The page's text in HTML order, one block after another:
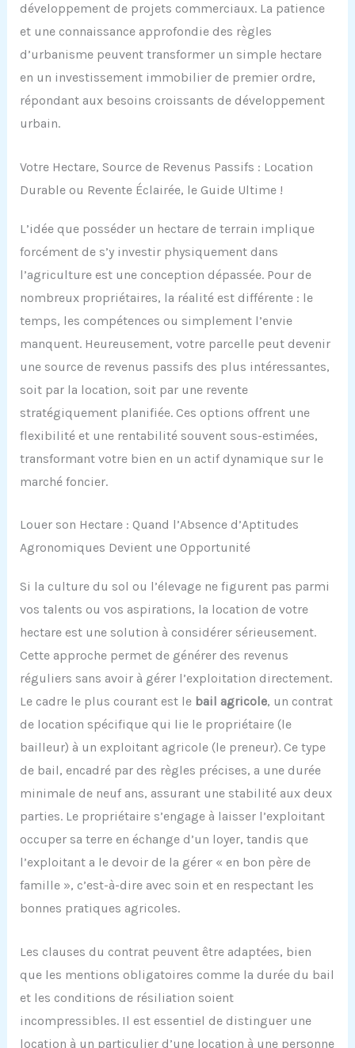
développement de projets commerciaux. La patience
et une connaissance approfondie des règles
d’urbanisme peuvent transformer un simple hectare
en un investissement immobilier de premier ordre,
répondant aux besoins croissants de développement
urbain.
Votre Hectare, Source de Revenus Passifs : Location
Durable ou Revente Éclairée, le Guide Ultime !
L’idée que posséder un hectare de terrain implique
forcément de s’y investir physiquement dans
l’agriculture est une conception dépassée. Pour de
nombreux propriétaires, la réalité est différente : le
temps, les compétences ou simplement l’envie
manquent. Heureusement, votre parcelle peut devenir
une source de revenus passifs des plus intéressantes,
soit par la location, soit par une revente
stratégiquement planifiée. Ces options offrent une
flexibilité et une rentabilité souvent sous-estimées,
transformant votre bien en un actif dynamique sur le
marché foncier.
Louer son Hectare : Quand l’Absence d’Aptitudes
Agronomiques Devient une Opportunité
Si la culture du sol ou l’élevage ne figurent pas parmi
vos talents ou vos aspirations, la location de votre
hectare est une solution à considérer sérieusement.
Cette approche permet de générer des revenus
réguliers sans avoir à gérer l’exploitation directement.
Le cadre le plus courant est le bail agricole, un contrat
de location spécifique qui lie le propriétaire (le
bailleur) à un exploitant agricole (le preneur). Ce type
de bail, encadré par des règles précises, a une durée
minimale de neuf ans, assurant une stabilité aux deux
parties. Le propriétaire s’engage à laisser l’exploitant
occuper sa terre en échange d’un loyer, tandis que
l’exploitant a le devoir de la gérer « en bon père de
famille », c’est-à-dire avec soin et en respectant les
bonnes pratiques agricoles.
Les clauses du contrat peuvent être adaptées, bien
que les mentions obligatoires comme la durée du bail
et les conditions de résiliation soient
incompressibles. Il est essentiel de distinguer une
location à un particulier d’une location à une personne